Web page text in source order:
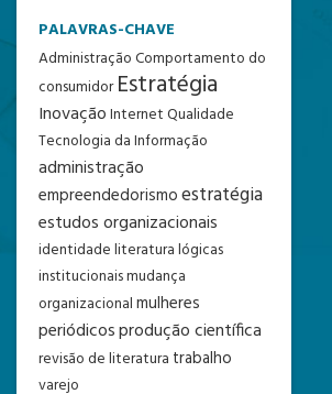
PALAVRAS-CHAVE
AdministraçãoComportamento do
consumidor Estratégia
InovaçãoInternetQualidade
Tecnologia da Informação
administração
empreendedorismoestratégia
estudos organizacionais
identidadeliteraturalógicas
institucionaismudança
organizacionalmulheres
periódicosprodução científica
revisão de literatura trabalho
varejo